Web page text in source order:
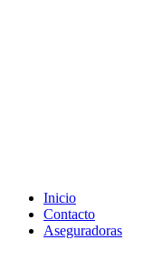
Inicio
Contacto
Aseguradoras